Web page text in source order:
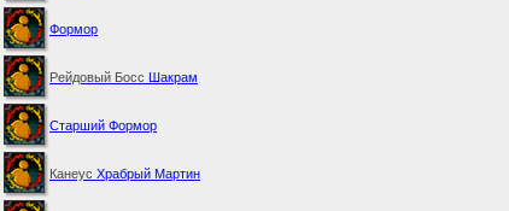
Формор
Рейдовый Босс Шакрам
Старший Формор
Канеус Храбрый Мартин